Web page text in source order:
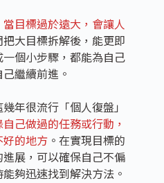
當目標過於遠大，會讓人
把大目標拆解後，能更即
個小步驟，都能為自己
繼續前進。
幾年很流行「個人復盤」
己做過的任務或行動，
好的地方 。在實現目標的
展，可以確保自己不偏
夠迅速找到解決方法。